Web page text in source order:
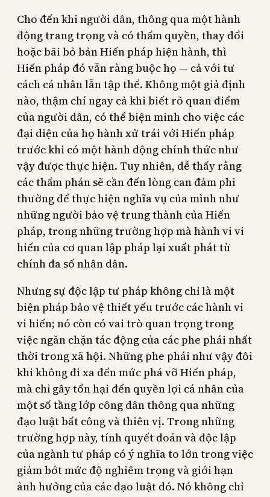
Cho đến khi người dân, thông qua một hành
động trang trọng và có thẩm quyền, thay đổi
hoặc bãi bỏ bản Hiến pháp hiện hành, thì
Hiến pháp đó vẫn ràng buộc họ — cả với tư
cách cá nhân lẫn tập thể. Không một giả định
nào, thậm chí ngay cả khi biết rõ quan điểm
của người dân, có thể biện minh cho việc các
đại diện của họ hành xử trái với Hiến pháp
trước khi có một hành động chính thức như
vậy được thực hiện. Tuy nhiên, dễ thấy rằng
các thẩm phán sẽ cần đến lòng can đảm phi
thường để thực hiện nghĩa vụ của mình như
những người bảo vệ trung thành của Hiến
pháp, trong những trường hợp mà hành vi vi
hiến của cơ quan lập pháp lại xuất phát từ
chính đa số nhân dân.
Nhưng sự độc lập tư pháp không chỉ là một
biện pháp bảo vệ thiết yếu trước các hành vi
vi hiến; nó còn có vai trò quan trọng trong
việc ngăn chặn tác động của các phe phái nhất
thời trong xã hội. Những phe phái như vậy đôi
khi không đi xa đến mức phá vỡ Hiến pháp,
mà chỉ gây tổn hại đến quyền lợi cá nhân của
một số tầng lớp công dân thông qua những
đạo luật bất công và thiên vị. Trong những
trường hợp này, tính quyết đoán và độc lập
của ngành tư pháp có ý nghĩa to lớn trong việc
giảm bớt mức độ nghiêm trọng và giới hạn
ảnh hưởng của các đạo luật đó. Nó không chỉ